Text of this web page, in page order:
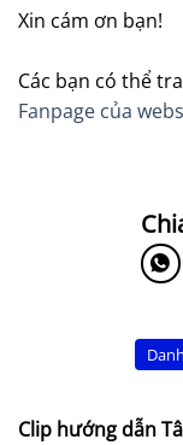
Xin cám ơn bạn!
Các bạn có thể
Fanpage của
Clip hướng dẫn